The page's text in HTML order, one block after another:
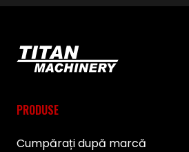
PRODUSE
Cumpărați după marcă